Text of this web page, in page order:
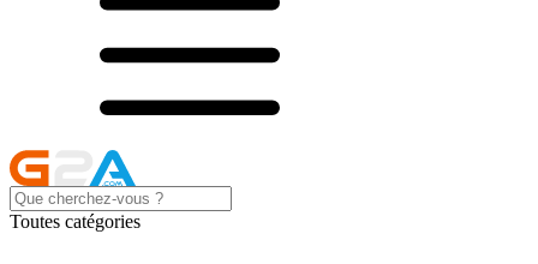
Toutes catégories